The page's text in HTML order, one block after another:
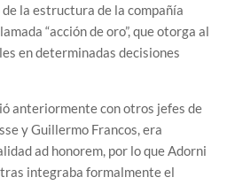
la estructura de la compañía
“acción de oro”, que otorga al
en determinadas decisiones
anteriormente con otros jefes de
y Guillermo Francos, era
ad honorem, por lo que Adorni
integraba formalmente el